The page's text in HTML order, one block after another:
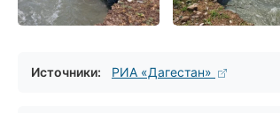
Источники: РИА «Дагестан»